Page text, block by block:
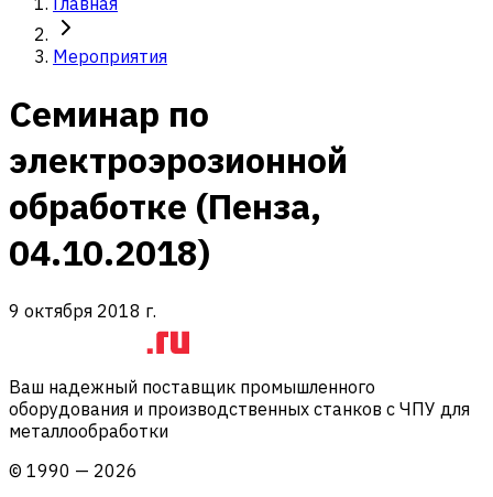
Мероприятия
Семинар по
электроэрозионной
обработке (Пенза,
04.10.2018)
9 октября 2018 г.
Ваш надежный поставщик промышленного
оборудования и производственных станков с ЧПУ для
металлообработки
© 1990 — 2026